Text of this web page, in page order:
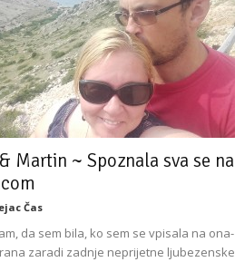
Martin ~ Spoznala sva se na
Čas
da sem bila, ko sem se vpisala na ona-
zaradi zadnje neprijetne ljubezenske